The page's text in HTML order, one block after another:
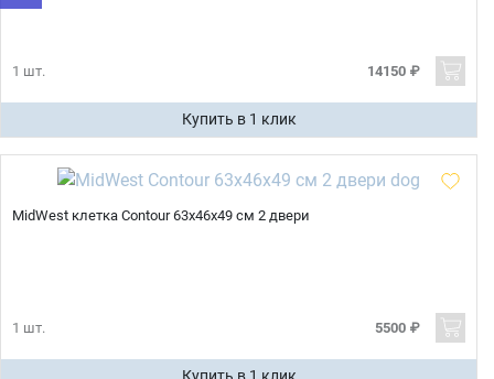
1 шт. 14150 ₽
Купить в 1 клик
MidWest клетка Contour 63х46х49 см 2 двери
1 шт. 5500 ₽
Купить в 1 клик